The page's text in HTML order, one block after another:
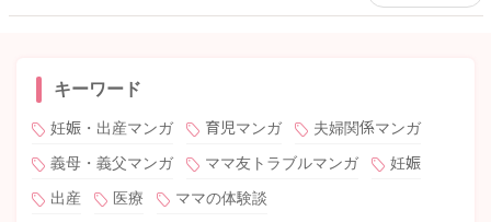
キーワード
妊娠・出産マンガ 育児マンガ
夫婦関係マンガ
義母・義父マンガ
ママ友トラブルマンガ
妊娠
出産
医療 ママの体験談